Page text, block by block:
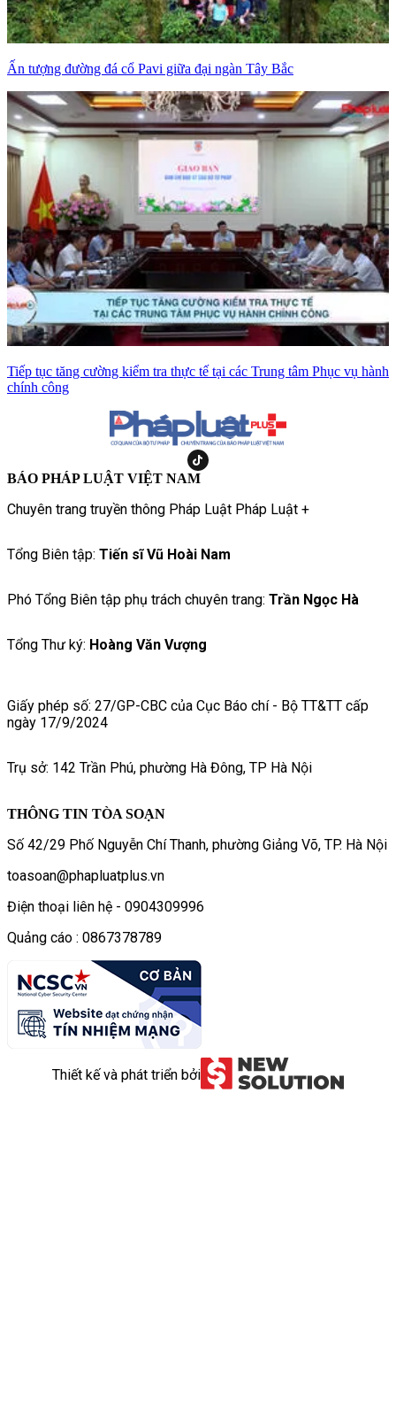
Ấn tượng đường đá cổ Pavi giữa đại ngàn Tây Bắc
Tiếp tục tăng cường kiểm tra thực tế tại các Trung tâm Phục vụ hành
chính công
BÁO PHÁP LUẬT VIỆT NAM
Chuyên trang truyền thông Pháp Luật Pháp Luật +
Tổng Biên tập: Tiến sĩ Vũ Hoài Nam
Phó Tổng Biên tập phụ trách chuyên trang: Trần Ngọc Hà
Tổng Thư ký: Hoàng Văn Vượng
Giấy phép số: 27/GP-CBC của Cục Báo chí - Bộ TT&TT cấp
ngày 17/9/2024
Trụ sở: 142 Trần Phú, phường Hà Đông, TP Hà Nội
THÔNG TIN TÒA SOẠN
Số 42/29 Phố Nguyễn Chí Thanh, phường Giảng Võ, TP. Hà Nội
toasoan@phapluatplus.vn
Điện thoại liên hệ - 0904309996
Quảng cáo : 0867378789
Thiết kế và phát triển bởi